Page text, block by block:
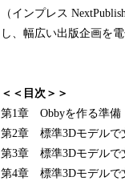
（インプレス
し、幅広い出版企画を
＜＜目次＞＞
第1章 Obbyを作る準備
第2章 標準3Dモデル
第3章 標準3Dモデル
第4章 標準3Dモデル